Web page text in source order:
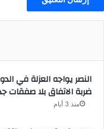
النصر يواجه العزلة في
ضربة الاتفاق بلا صفقات
منذ 3 أيام